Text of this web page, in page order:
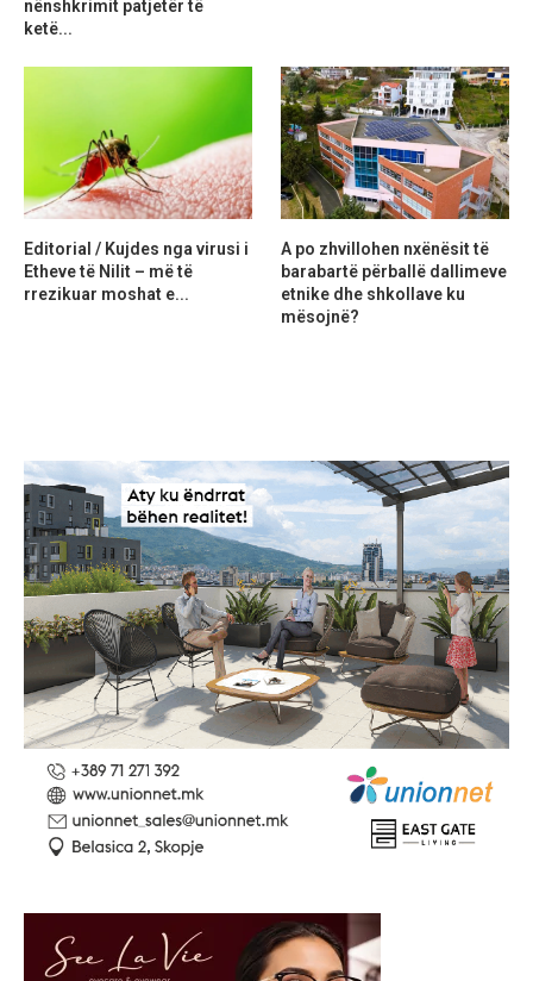
nënshkrimit patjetër të
ketë...
Editorial / Kujdes nga virusi i
Etheve të Nilit – më të
rrezikuar moshat e...
A po zhvillohen nxënësit të
barabartë përballë dallimeve
etnike dhe shkollave ku
mësojnë?